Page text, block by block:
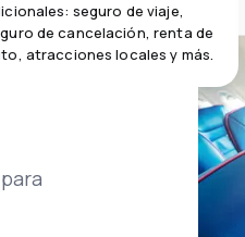
seguro de viaje,
de cancelación, renta de
atracciones locales y más.